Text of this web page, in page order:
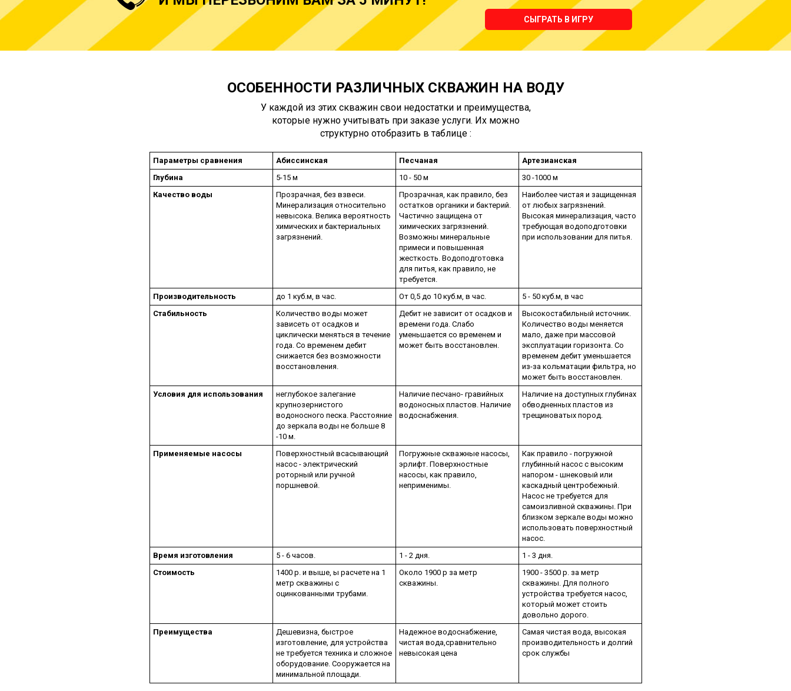
СЫГРАТЬ В ИГРУ
ОСОБЕННОСТИ РАЗЛИЧНЫХ СКВАЖИН НА ВОДУ
У каждой из этих скважин свои недостатки и преимущества,
которые нужно учитывать при заказе услуги. Их можно
структурно отобразить в таблице :
Параметры сравнения Абиссинская Песчаная
Артезианская
Глубина
5-15 м 10 - 50 м
30 -1000 м
Качество воды
Прозрачная, без взвеси.
Минерализация относительно
невысока. Велика вероятность
химических и бактериальных
загрязнений.
Прозрачная, как правило, без
остатков органики и бактерий.
Частично защищена от
химических загрязнений.
Возможны минеральные
примеси и повышенная
жесткость. Водоподготовка
для питья, как правило, не
требуется.
Наиболее чистая и защищенная
от любых загрязнений.
Высокая минерализация, часто
требующая водоподготовки
при использовании для питья.
Производительность до 1 куб.м, в час. От 0,5 до 10 куб.м, в час.
5 - 50 куб.м, в час
Стабильность
Количество воды может
зависеть от осадков и
циклически меняться в течение
года. Со временем дебит
снижается без возможности
восстановления.
Дебит не зависит от осадков и
времени года. Слабо
уменьшается со временем и
может быть восстановлен.
Высокостабильный источник.
Количество воды меняется
мало, даже при массовой
эксплуатации горизонта. Со
временем дебит уменьшается
из-за кольматации фильтра, но
может быть восстановлен.
Условия для использования
неглубокое залегание
крупнозернистого
водоносного песка. Расстояние
до зеркала воды не больше 8
-10 м.
Наличие песчано- гравийных
водоносных пластов. Наличие
водоснабжения.
Наличие на доступных глубинах
обводненных пластов из
трещиноватых пород.
Применяемые насосы
Поверхностный всасывающий
насос - электрический
роторный или ручной
поршневой.
Погружные скважные насосы,
эрлифт. Поверхностные
насосы, как правило,
неприменимы.
Как правило - погружной
глубинный насос с высоким
напором - шнековый или
каскадный центробежный.
Насос не требуется для
самоизливной скважины. При
близком зеркале воды можно
использовать поверхностный
насос.
Время изготовления
5 - 6 часов. 1 - 2 дня.
1 - 3 дня.
Стоимость
1400 р. и выше, ы расчете на 1
метр скважины с
оцинкованными трубами.
Около 1900 р за метр
скважины.
1900 - 3500 р. за метр
скважины. Для полного
устройства требуется насос,
который может стоить
довольно дорого.
Преимущества
Дешевизна, быстрое
изготовление, для устройства
не требуется техника и сложное
оборудование. Сооружается на
минимальной площади.
Надежное водоснабжение,
чистая вода,сравнительно
невысокая цена
Самая чистая вода, высокая
производительность и долгий
срок службы